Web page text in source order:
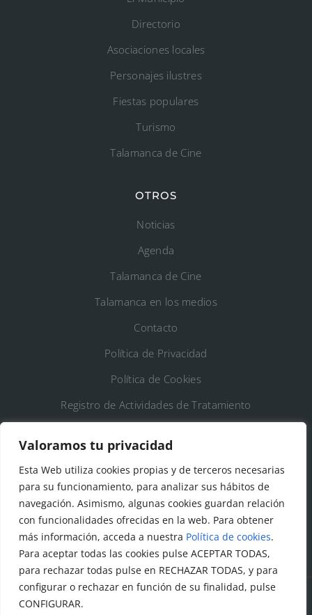
Valoramos tu privacidad
Esta Web utiliza cookies propias y de terceros necesarias
para su funcionamiento, para analizar sus hábitos de
navegación. Asimismo, algunas cookies guardan relación
con funcionalidades ofrecidas en la web. Para obtener
más información, acceda a nuestra Política de cookies.
Para aceptar todas las cookies pulse ACEPTAR TODAS,
para rechazar todas pulse en RECHAZAR TODAS, y para
configurar o rechazar en función de su finalidad, pulse
CONFIGURAR.
Directorio
Asociaciones locales
Personajes ilustres
Fiestas populares
Turismo
Talamanca de Cine
OTROS
Noticias
Agenda
Talamanca de Cine
Talamanca en los medios
Contacto
Política de Privacidad
Política de Cookies
Registro de Actividades de Tratamiento
DATOS DE CONTACTO
Ayto. de Talamanca de Jarama
C/Fuente del Arca, 19 28160 Talamanca de
Jarama (Madrid)